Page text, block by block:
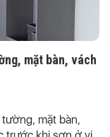
mặt bàn, vách
mặt bàn,